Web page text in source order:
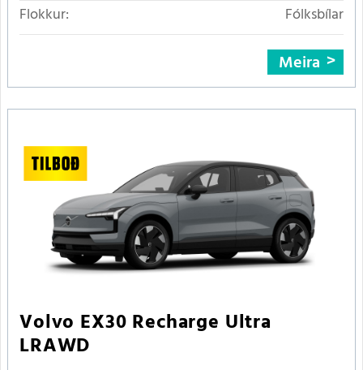
Flokkur:
Fólksbílar
Meira
Volvo EX30 Recharge Ultra
LRAWD